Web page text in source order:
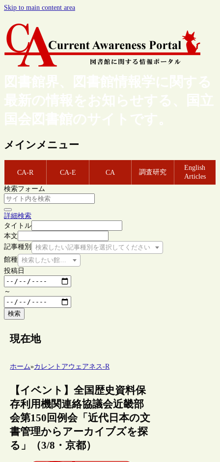
Skip to main content area
図書館界、図書館情報学に関する
最新の情報をお知らせする、国立
国会図書館のサイトです。
メインメニュー
CA-R CA-E CA 調査研究
English
Articles
検索フォーム
詳細検索
タイトル
本文
記事種別
検索したい記事種別を選択してください
館種 検索したい館種を選択してください
投稿日
～
検索
現在地
ホーム»カレントアウェアネス-R
【イベント】全国歴史資料保
存利用機関連絡協議会近畿部
会第150回例会「近代日本の文
書管理からアーカイブズを探
る」（3/8・京都）